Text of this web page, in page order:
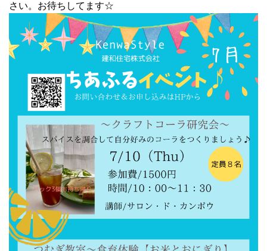
さい。お待ちしてます☆